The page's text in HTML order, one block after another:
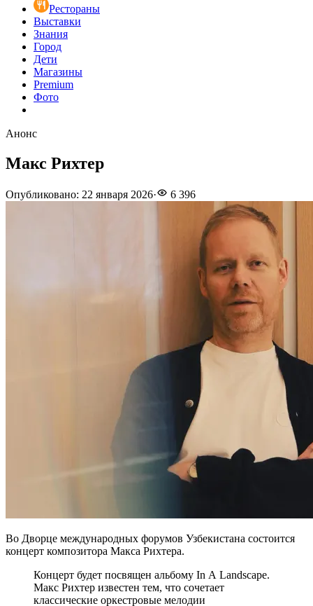
Рестораны
Выставки
Знания
Город
Дети
Магазины
Premium
Фото
Анонс
Макс Рихтер
Опубликовано: 22 января 2026· 6 396
Во Дворце международных форумов Узбекистана состоится
концерт композитора Макса Рихтера.
Концерт будет посвящен альбому In A Landscape.
Макс Рихтер известен тем, что сочетает
классические оркестровые мелодии